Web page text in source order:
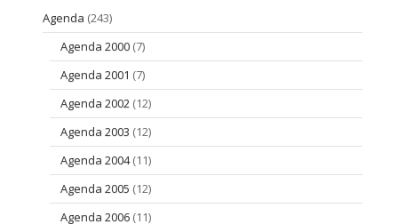
Agenda (243)
Agenda 2000 (7)
Agenda 2001 (7)
Agenda 2002 (12)
Agenda 2003 (12)
Agenda 2004(11)
Agenda 2005 (12)
Agenda 2006 (11)